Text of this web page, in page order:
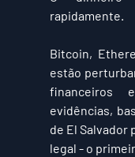
rapidamente.
Bitcoin,
estão
financeiros
evidências,
de El Salvador
legal - o